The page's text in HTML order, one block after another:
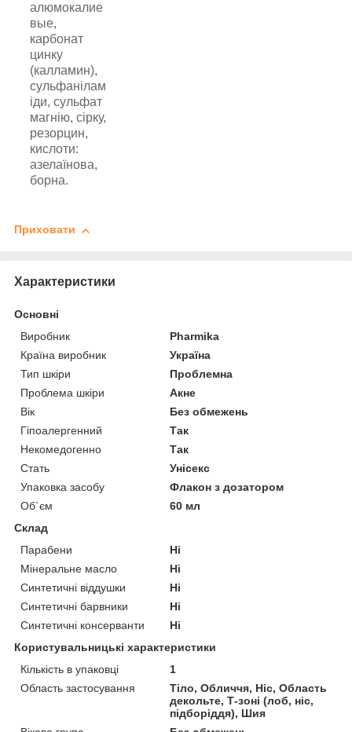
алюмокалие
вые,
карбонат
цинку
(калламин),
сульфанілам
іди, сульфат
магнію, сірку,
резорцин,
кислоти:
азелаїнова,
борна.
Приховати
Характеристики
Основні
Виробник
Pharmika
Країна виробник
Україна
Тип шкіри
Проблемна
Проблема шкіри
Акне
Вік
Без обмежень
Гіпоалергенний
Так
Некомедогенно
Так
Стать
Унісекс
Упаковка засобу
Флакон з дозатором
Об`єм
60 мл
Склад
Парабени
Ні
Мінеральне масло
Ні
Синтетичні віддушки
Ні
Синтетичні барвники
Ні
Синтетичні консерванти
Ні
Користувальницькі характеристики
Кількість в упаковці
1
Область застосування
Тіло, Обличчя, Ніс, Область
декольте, Т-зоні (лоб, ніс,
підборіддя), Шия